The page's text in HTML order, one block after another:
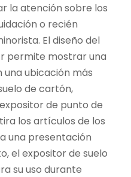
la atención sobre los
o recién
El diseño del
permite mostrar una
ubicación más
de cartón,
de punto de
los artículos de los
una presentación
el expositor de suelo
su uso durante